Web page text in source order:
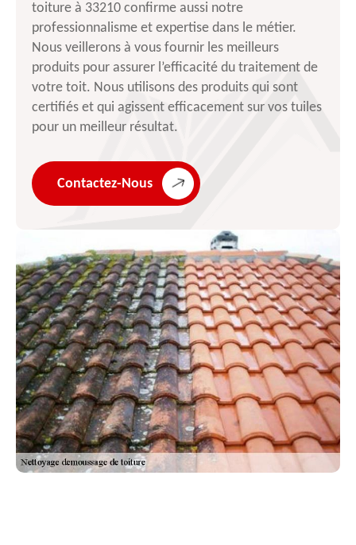
toiture à 33210 confirme aussi notre
professionnalisme et expertise dans le métier.
Nous veillerons à vous fournir les meilleurs
produits pour assurer l’efficacité du traitement de
votre toit. Nous utilisons des produits qui sont
certifiés et qui agissent efficacement sur vos tuiles
pour un meilleur résultat.
Contactez-Nous